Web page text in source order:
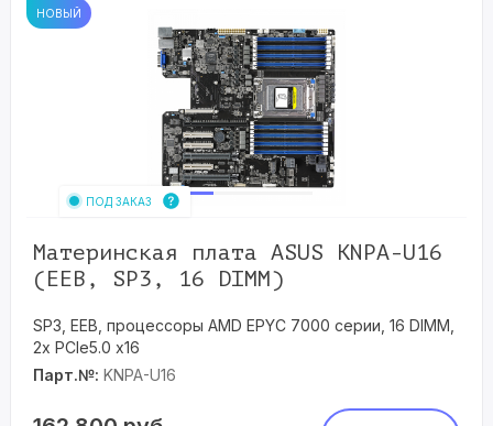
НОВЫЙ
ПОД ЗАКАЗ
Материнская плата ASUS KNPA-U16
(EEB, SP3, 16 DIMM)
SP3, EEB, процессоры AMD EPYC 7000 серии, 16 DIMM,
2x PCIe5.0 x16
Парт.№: KNPA-U16